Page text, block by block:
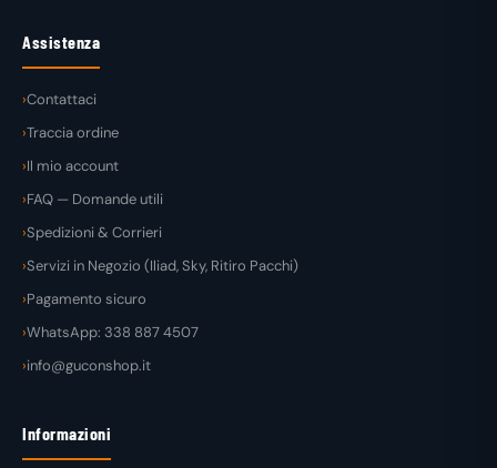
Assistenza
Contattaci
Traccia ordine
Il mio account
FAQ — Domande utili
Spedizioni & Corrieri
Servizi in Negozio (Iliad, Sky, Ritiro Pacchi)
Pagamento sicuro
WhatsApp: 338 887 4507
info@guconshop.it
Informazioni